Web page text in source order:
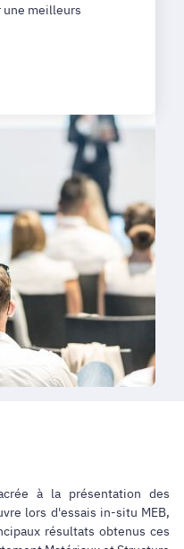
meilleurs
à la présentation des
lors d'essais in-situ MEB,
résultats obtenus ces